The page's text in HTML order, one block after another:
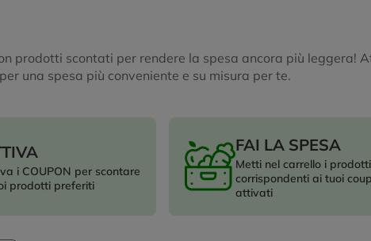
prodotti scontati per rendere la spesa ancora più leggera!
una spesa più conveniente e su misura per te.
i COUPON per scontare
prodotti preferiti
FAI LA SPESA
Metti nel carrello i prodotti
corrispondenti ai tuoi
attivati